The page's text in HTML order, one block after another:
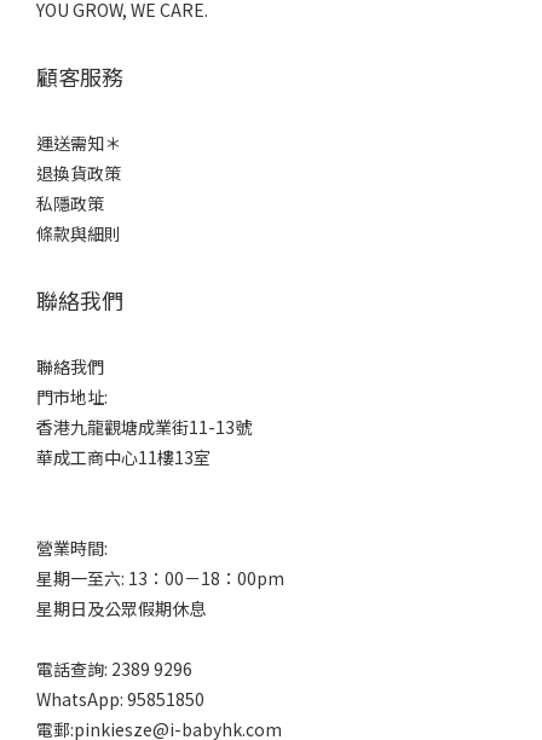
YOU GROW, WE CARE.
顧客服務
運送需知＊
退換貨政策
私隱政策
條款與細則
聯絡我們
聯絡我們
門市地址:
香港九龍觀塘成業街11-13號
華成工商中心11樓13室
營業時間:
星期一至六: 13：00－18：00pm
星期日及公眾假期休息
電話查詢: 2389 9296
WhatsApp: 95851850
電郵:pinkiesze@i-babyhk.com